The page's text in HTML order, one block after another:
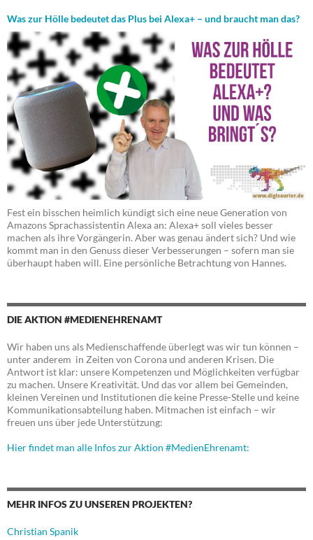
Was zur Hölle bedeutet das Plus bei Alexa+ – und braucht man das?
Fest ein bisschen heimlich kündigt sich eine neue Generation von
Amazons Sprachassistentin Alexa an: Alexa+ soll vieles besser
machen als ihre Vorgängerin. Aber was genau ändert sich? Und wie
kommt man in den Genuss dieser Verbesserungen – sofern man sie
überhaupt haben will. Eine persönliche Betrachtung von Hannes.
DIE AKTION #MEDIENEHRENAMT
Wir haben uns als Medienschaffende überlegt was wir tun können –
unter anderem in Zeiten von Corona und anderen Krisen. Die
Antwort ist klar: unsere Kompetenzen und Möglichkeiten verfügbar
zu machen. Unsere Kreativität. Und das vor allem bei Gemeinden,
kleinen Vereinen und Institutionen die keine Presse-Stelle und keine
Kommunikationsabteilung haben. Mitmachen ist einfach – wir
freuen uns über jede Unterstützung:
Hier findet man alle Infos zur Aktion #MedienEhrenamt:
MEHR INFOS ZU UNSEREN PROJEKTEN?
Christian Spanik